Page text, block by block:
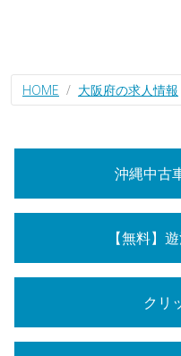
HOME 大阪府の求人情報
沖縄中古
【無料】
クリ